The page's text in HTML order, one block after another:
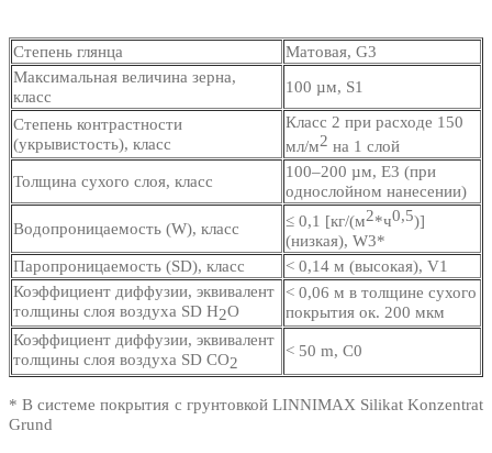
Степень глянца
Матовая, G3
Максимальная величина зерна,
класс
100 µм, S1
Степень контрастности
(укрывистость), класс
Класс 2 при расходе 150
мл/м2 на 1 слой
Толщина сухого слоя, класс
100–200 µм, E3 (при
однослойном нанесении)
Водопроницаемость (W), класс ≤ 0,1 [кг/(м2*ч0,5)]
(низкая), W3*
Паропроницаемость (SD), класс
< 0,14 м (высокая), V1
Коэффициент диффузии, эквивалент
толщины слоя воздуха SD H2O
< 0,06 м в толщине сухого
покрытия ок. 200 мкм
Коэффициент диффузии, эквивалент
толщины слоя воздуха SD СО2
< 50 m, C0
* В системе покрытия с грунтовкой LINNIMAX Silikat Konzentrat
Grund